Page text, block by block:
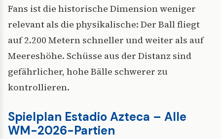
Fans ist die historische Dimension weniger
relevant als die physikalische: Der Ball fliegt
auf 2.200 Metern schneller und weiter als auf
Meereshöhe. Schüsse aus der Distanz sind
gefährlicher, hohe Bälle schwerer zu
kontrollieren.
Spielplan Estadio Azteca – Alle
WM-2026-Partien